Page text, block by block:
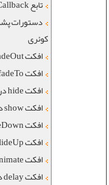
تابع Callback در جی کوئری
دستورات
کوئری
افکت fadeOut در جی کوئری
افکت fadeTo در جی کوئری
افکت hide در جی کوئری
افکت show در جی کوئری
افکت slideDown در جی کوئری
افکت slideUp در جی کوئری
افکت animate در جی کوئری
افکت delay در جی کوئری